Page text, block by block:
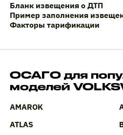
Бланк извещения о ДТП
Пример заполнения
Факторы тарификации
ОСАГО для
моделей
AMAROK
ATLAS